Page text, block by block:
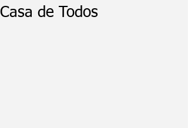
Casa de Todos